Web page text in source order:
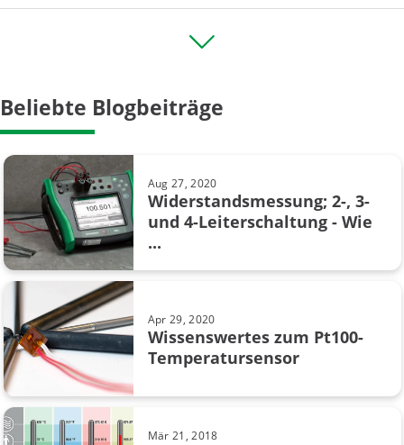
Kalibrator
Kalibriertoleranz
Kalibrierung in Chemischer Industrie
Webinar
datenintegrität
AMS2750
Beamex MC6
Calibration management
Beliebte Blogbeiträge
Aug 27, 2020
Widerstandsmessung; 2-, 3-
und 4-Leiterschaltung - Wie
...
Apr 29, 2020
Wissenswertes zum Pt100-
Temperatursensor
Mär 21, 2018